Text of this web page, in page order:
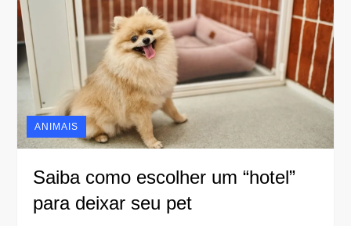
ANIMAIS
Saiba como escolher um “hotel”
para deixar seu pet